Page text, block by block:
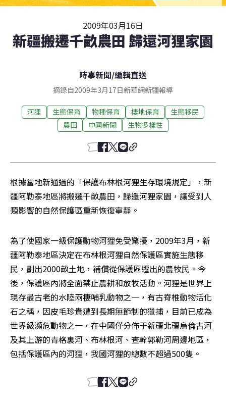
2009年03月16日
新疆搬遷千畝農田 歸還河狸家園
時事新聞/編輯直送
摘錄自2009年3月17日新華網新疆報導
河狸 生態保育 物種保育 棲地保育
生態移民
農田
中國新聞 生物多樣性
根據當地新通過的「保護布林根河狸生存環境規定」，新
疆阿勒泰地區將搬遷千畝農田，歸還河狸家園，讓受到人
類影響的自然保護區重新恢復寧靜。
為了使國家一級保護動物河狸免受驚擾，2009年3月，新
疆阿勒泰地區決定在布林根河狸自然保護區實施生態移
民，劃出2000畝土地，補償從保護區遷出的農牧民。今
後，保護區內將全面禁止農耕和放牧活動。河狸是世界上
現存最古老的水陸兩棲哺乳動物之一，有古脊椎動物活化
石之稱，因皮毛珍貴遭到長期無節制的獵捕，目前已成為
世界級瀕危動物之一，在中國僅分佈于新疆北疆烏倫古河
及其上游的青格裏河、布林根河、查幹郭勒河周邊地區，
包括保護區內的河狸，我國河狸的總數不超過500隻。